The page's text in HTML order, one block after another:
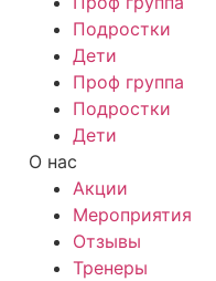
Подростки
Дети
Проф группа
Подростки
Дети
О нас
Акции
Мероприятия
Отзывы
Тренеры